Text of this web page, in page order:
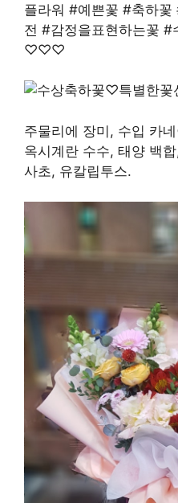
플라워 #예쁜꽃 #축하꽃
전 #감정을표현하는꽃
♡♡♡
주물리에 장미, 수입 카
옥시계란 수수, 태양 백
사초, 유칼립투스.